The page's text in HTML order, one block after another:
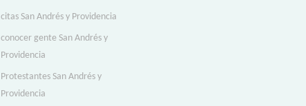
citas San Andrés y Providencia
conocer gente San Andrés y
Providencia
Protestantes San Andrés y
Providencia